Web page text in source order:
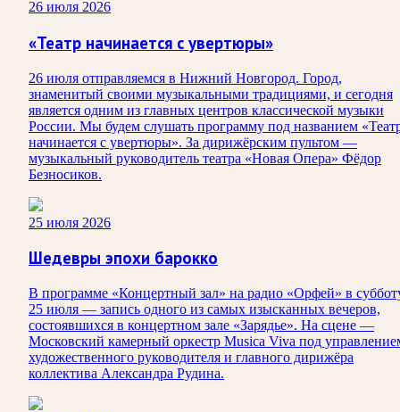
26 июля 2026
«Театр начинается с увертюры»
26 июля отправляемся в Нижний Новгород. Город,
знаменитый своими музыкальными традициями, и сегодня
является одним из главных центров классической музыки
России. Мы будем слушать программу под названием
начинается с увертюры». За дирижёрским пультом —
музыкальный руководитель театра «Новая Опера» Фёдор
Безносиков.
25 июля 2026
Шедевры эпохи барокко
В программе «Концертный зал» на радио «Орфей» в
25 июля — запись одного из самых изысканных вечеров,
состоявшихся в концертном зале «Зарядье». На сцене —
Московский камерный оркестр Musica Viva под
художественного руководителя и главного дирижёра
коллектива Александра Рудина.